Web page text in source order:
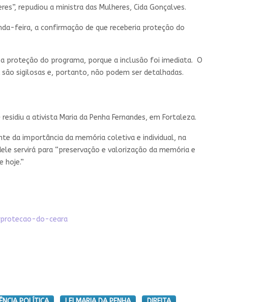
repudiou a ministra das Mulheres, Cida Gonçalves.
feira, a confirmação de que receberia proteção do
a proteção do programa, porque a inclusão foi imediata. O
sigilosas e, portanto, não podem ser detalhadas.
residiu a ativista Maria da Penha Fernandes, em Fortaleza.
da importância da memória coletiva e individual, na
servirá para “preservação e valorização da memória e
hoje.”
do-ceara